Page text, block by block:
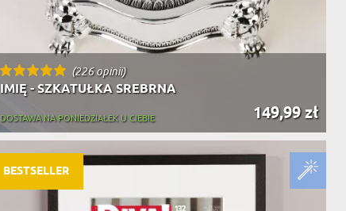
(226 opinii)
IMIĘ - SZKATUŁKA SREBRNA
149,99 zł
DOSTAWA NA PONIEDZIAŁEK U CIEBIE
BESTSELLER